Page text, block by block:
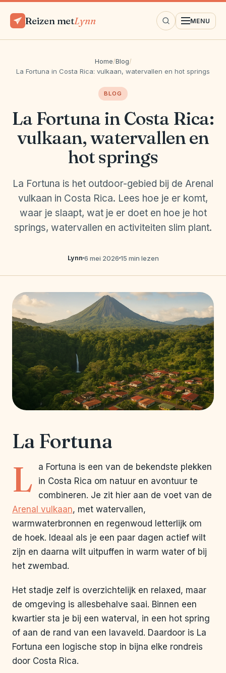
Reizen metLynn MENU
Home/Blog/
La Fortuna in Costa Rica: vulkaan, watervallen en hot springs
BLOG
La Fortuna in Costa Rica:
vulkaan, watervallen en
hot springs
La Fortuna is het outdoor-gebied bij de Arenal
vulkaan in Costa Rica. Lees hoe je er komt,
waar je slaapt, wat je er doet en hoe je hot
springs, watervallen en activiteiten slim plant.
Lynn 6 mei 2026 15 min lezen
La Fortuna
L
a Fortuna is een van de bekendste plekken
in Costa Rica om natuur en avontuur te
combineren. Je zit hier aan de voet van de
Arenal vulkaan, met watervallen,
warmwaterbronnen en regenwoud letterlijk om
de hoek. Ideaal als je een paar dagen actief wilt
zijn en daarna wilt uitpuffen in warm water of bij
het zwembad.
Het stadje zelf is overzichtelijk en relaxed, maar
de omgeving is allesbehalve saai. Binnen een
kwartier sta je bij een waterval, in een hot spring
of aan de rand van een lavaveld. Daardoor is La
Fortuna een logische stop in bijna elke rondreis
door Costa Rica.